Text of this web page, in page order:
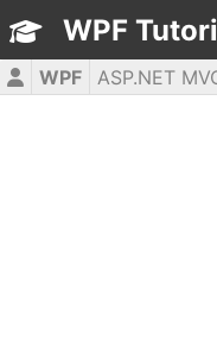
WPF
WPF ASP.NET